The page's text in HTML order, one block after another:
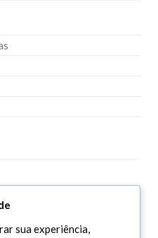
sua experiência,